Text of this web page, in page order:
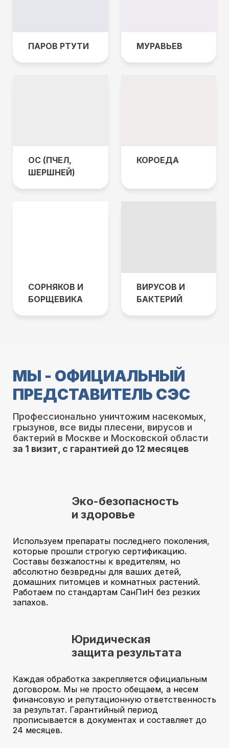
ПАРОВ РТУТИ МУРАВЬЕВ
ОС (ПЧЕЛ,
ШЕРШНЕЙ)
КОРОЕДА
СОРНЯКОВ И
БОРЩЕВИКА
ВИРУСОВ И
БАКТЕРИЙ
МЫ - ОФИЦИАЛЬНЫЙ
ПРЕДСТАВИТЕЛЬ СЭС
Профессионально уничтожим насекомых,
грызунов, все виды плесени, вирусов и
бактерий в Москве и Московской области
за 1 визит, с гарантией до 12 месяцев
Эко-безопасность
и здоровье
Используем препараты последнего поколения,
которые прошли строгую сертификацию.
Составы безжалостны к вредителям, но
абсолютно безвредны для ваших детей,
домашних питомцев и комнатных растений.
Работаем по стандартам СанПиН без резких
запахов.
Юридическая
защита результата
Каждая обработка закрепляется официальным
договором. Мы не просто обещаем, а несем
финансовую и репутационную ответственность
за результат. Гарантийный период
прописывается в документах и составляет до
24 месяцев.